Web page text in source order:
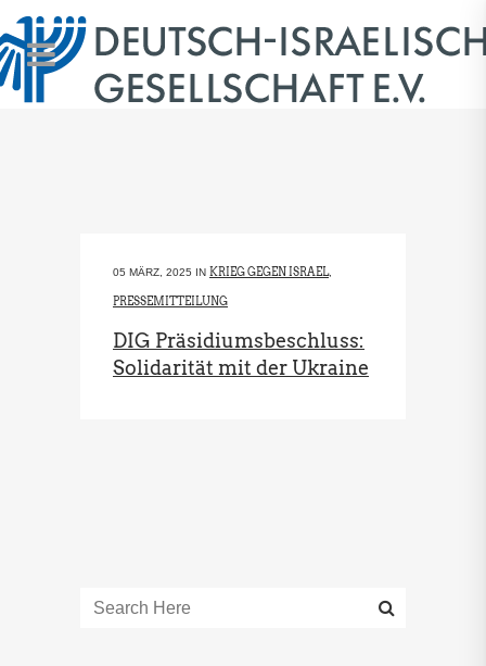
05 MÄRZ, 2025 IN KRIEG GEGEN ISRAEL,
PRESSEMITTEILUNG
DIG Präsidiumsbeschluss:
Solidarität mit der Ukraine